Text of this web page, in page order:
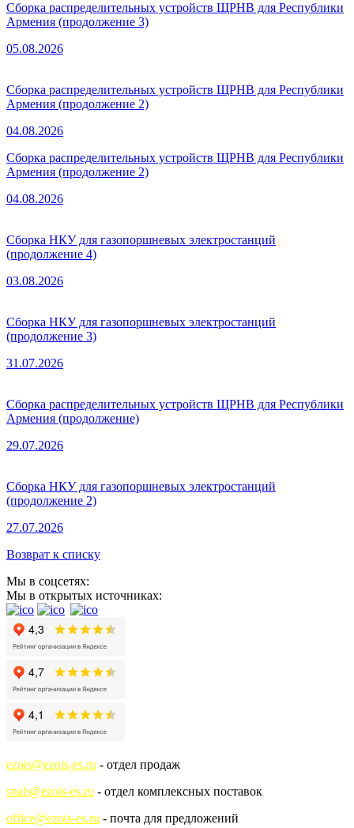
Сборка распределительных устройств ЩРНВ для Республики
Армения (продолжение 3)
05.08.2026
Сборка распределительных устройств ЩРНВ для Республики
Армения (продолжение 2)
04.08.2026
Сборка распределительных устройств ЩРНВ для Республики
Армения (продолжение 2)
04.08.2026
Сборка НКУ для газопоршневых электростанций
(продолжение 4)
03.08.2026
Сборка НКУ для газопоршневых электростанций
(продолжение 3)
31.07.2026
Сборка распределительных устройств ЩРНВ для Республики
Армения (продолжение)
29.07.2026
Сборка НКУ для газопоршневых электростанций
(продолжение 2)
27.07.2026
Возврат к списку
Мы в соцсетях:
Мы в открытых источниках:
ezois@ezois-es.ru - отдел продаж
snab@ezois-es.ru - отдел комплексных поставок
office@ezois-es.ru - почта для предложений